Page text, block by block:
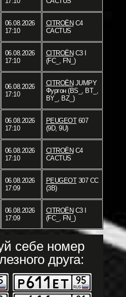
06.08.2026
17:10
CITROËN C4
CACTUS
06.08.2026
17:10
CITROËN C3 I
(FC_, FN_)
06.08.2026
17:10
CITROËN JUMPY
Фургон (BS_, BT_,
BY_, BZ_)
06.08.2026
17:10
PEUGEOT607
(9D, 9U)
06.08.2026
17:10
CITROËN C4
CACTUS
06.08.2026
17:09
PEUGEOT307 CC
(3B)
06.08.2026
17:09
CITROËN C3 I
(FC_, FN_)
себе номер
друга: